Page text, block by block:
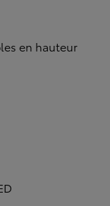
en hauteur